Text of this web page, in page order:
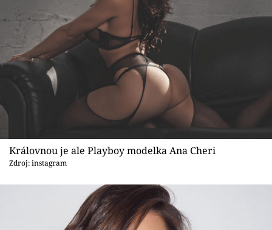
Královnou je ale Playboy modelka Ana Cheri
Zdroj: instagram